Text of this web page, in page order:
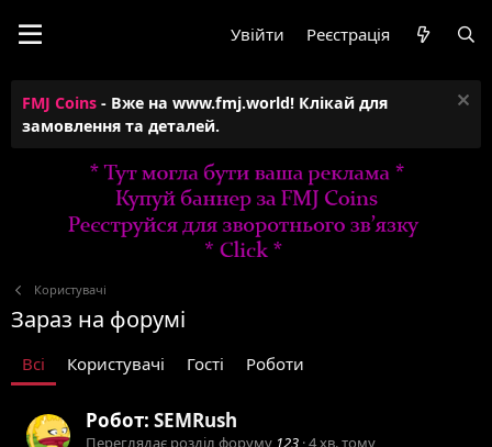
Увійти Реєстрація
FMJ Coins - Вже на www.fmj.world! Клікай для
замовлення та деталей.
Користувачі
Зараз на форумі
Всі Користувачі Гості Роботи
Робот: SEMRush
Переглядає розділ форуму 123 4 хв. тому